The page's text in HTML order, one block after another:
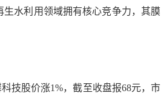
水利用领域拥有核心竞争力，其膜
技股价涨1%，截至收盘报68元，市